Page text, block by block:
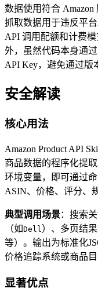
数据使用符合
抓取数据用于违反平台
API 调用配额和计费
外，虽然代码本身通
API Key，避免通过版
安全解读
核心用法
Amazon Product API
商品数据的程序化提
环境变量，即可通过
ASIN、价格、评分、
典型调用场景：搜索
（如Dell）、多页结
等）。输出为标准化
价格追踪系统或商品目
显著优点